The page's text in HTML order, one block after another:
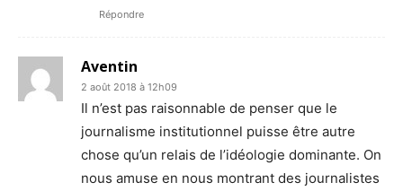
Répondre
Aventin
2 août 2018 à 12h09
Il n’est pas raisonnable de penser que le
journalisme institutionnel puisse être autre
chose qu’un relais de l’idéologie dominante. On
nous amuse en nous montrant des journalistes